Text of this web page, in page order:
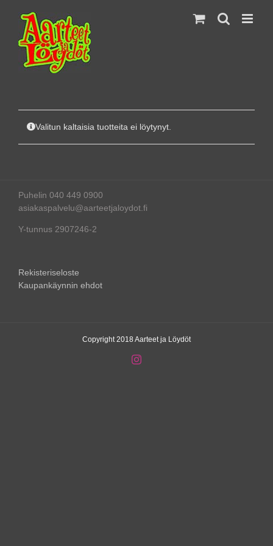
content
Valitun kaltaisia tuotteita ei löytynyt.
Puhelin 040 449 0900
asiakaspalvelu@aarteetjaloydot.fi
Y-tunnus 2907246-2
Rekisteriseloste
Kaupankäynnin ehdot
Copyright 2018 Aarteet ja Löydöt
Instagram